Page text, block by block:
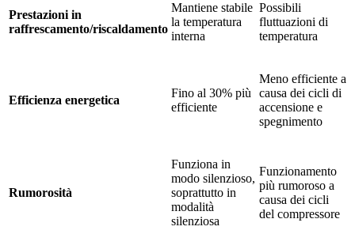
Prestazioni in
raffrescamento/riscaldamento
Mantiene stabile
la temperatura
interna
Possibili
fluttuazioni di
temperatura
Efficienza energetica
Fino al 30% più
efficiente
Meno efficiente a
causa dei cicli di
accensione e
spegnimento
Rumorosità
Funziona in
modo silenzioso,
soprattutto in
modalità
silenziosa
Funzionamento
più rumoroso a
causa dei cicli
del compressore